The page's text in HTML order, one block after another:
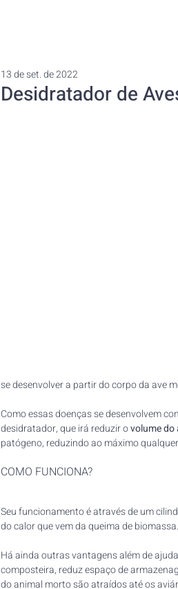
Desidratador de
13 de set. de 2022
se desenvolver a partir do corpo da ave
Como essas doenças se desenvolvem
desidratador, que irá reduzir o volume
patógeno, reduzindo ao máximo
COMO FUNCIONA?
Seu funcionamento é através de um
do calor que vem da queima de
Há ainda outras vantagens além de
composteira, reduz espaço de
do animal morto são atraídos até os